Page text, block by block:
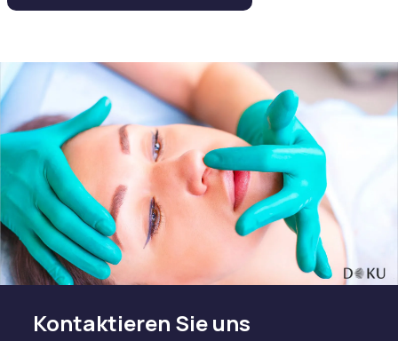
Kontaktieren Sie uns